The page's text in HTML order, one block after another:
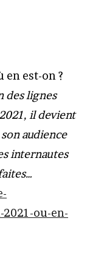
en est-on ?
des lignes
il devient
audience
internautes
ou-en-